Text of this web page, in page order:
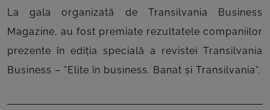
La gala organizată de Transilvania Business
Magazine, au fost premiate rezultatele companiilor
prezente în ediția specială a revistei Transilvania
Business – ”Elite în business. Banat și Transilvania”.